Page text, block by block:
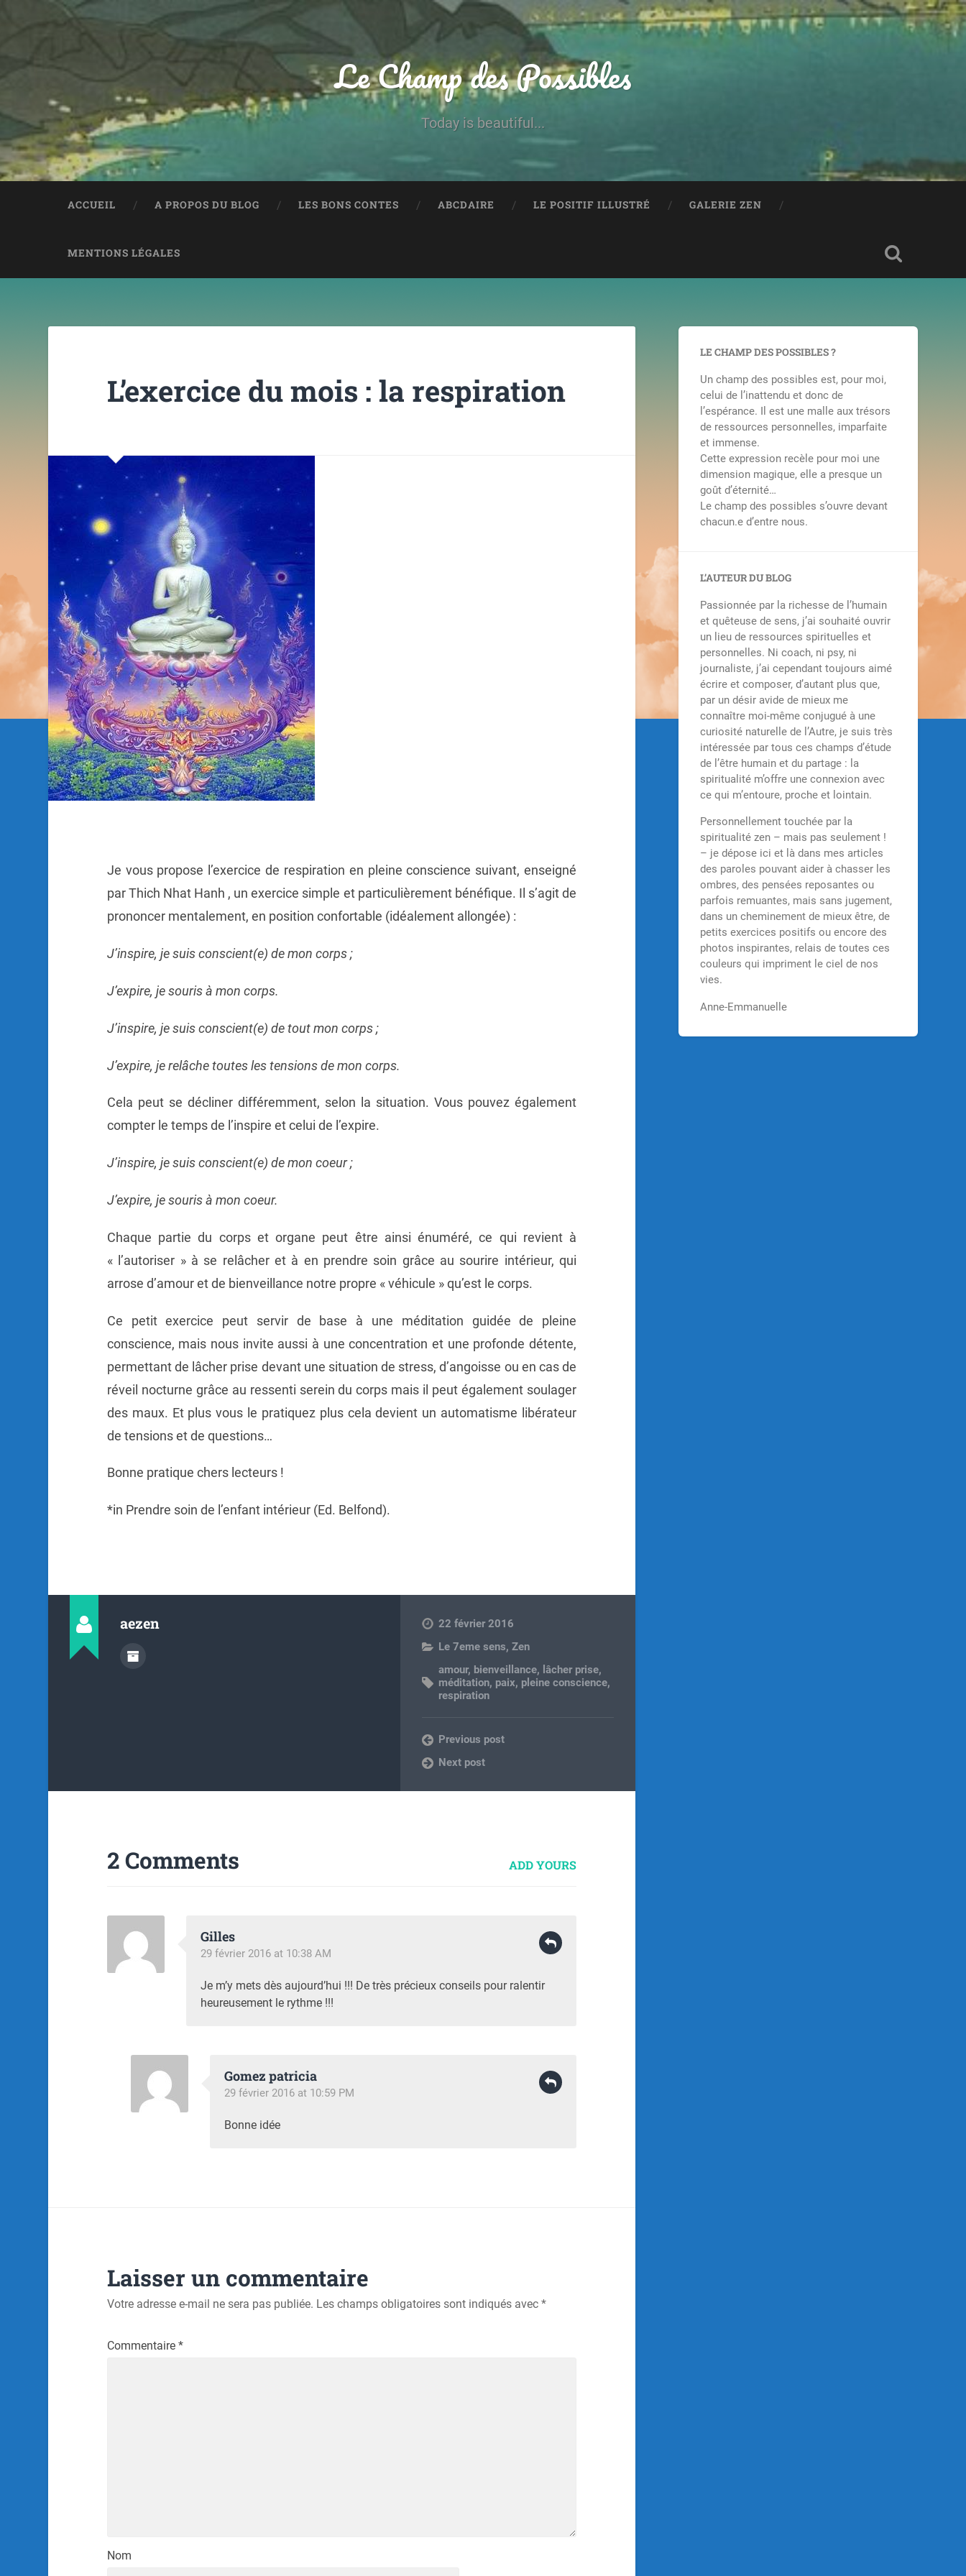
Le Champ des Possibles
Today is beautiful...
ACCUEIL A PROPOS DU BLOG LES BONS CONTES ABCDAIRE LE POSITIF ILLUSTRÉ GALERIE ZEN
MENTIONS LÉGALES
L’exercice du mois : la respiration
Je vous propose l’exercice de respiration en pleine conscience suivant, enseigné
par Thich Nhat Hanh , un exercice simple et particulièrement bénéfique. Il s’agit de
prononcer mentalement, en position confortable (idéalement allongée) :
J’inspire, je suis conscient(e) de mon corps ;
J’expire, je souris à mon corps.
J’inspire, je suis conscient(e) de tout mon corps ;
J’expire, je relâche toutes les tensions de mon corps.
Cela peut se décliner différemment, selon la situation. Vous pouvez également
compter le temps de l’inspire et celui de l’expire.
J’inspire, je suis conscient(e) de mon coeur ;
J’expire, je souris à mon coeur.
Chaque partie du corps et organe peut être ainsi énuméré, ce qui revient à
« l’autoriser » à se relâcher et à en prendre soin grâce au sourire intérieur, qui
arrose d’amour et de bienveillance notre propre « véhicule » qu’est le corps.
Ce petit exercice peut servir de base à une méditation guidée de pleine
conscience, mais nous invite aussi à une concentration et une profonde détente,
permettant de lâcher prise devant une situation de stress, d’angoisse ou en cas de
réveil nocturne grâce au ressenti serein du corps mais il peut également soulager
des maux. Et plus vous le pratiquez plus cela devient un automatisme libérateur
de tensions et de questions…
Bonne pratique chers lecteurs !
*in Prendre soin de l’enfant intérieur (Ed. Belfond).
aezen
22 février 2016
Le 7eme sens,Zen
amour, bienveillance, lâcher prise,
méditation, paix, pleine conscience,
respiration
Previous post
Next post
2 Comments ADD YOURS
Gilles
29 février 2016 at 10:38 AM
Je m’y mets dès aujourd’hui !!! De très précieux conseils pour ralentir
heureusement le rythme !!!
Gomez patricia
29 février 2016 at 10:59 PM
Bonne idée
Laisser un commentaire
Votre adresse e-mail ne sera pas publiée. Les champs obligatoires sont indiqués avec *
Commentaire *
Nom
LE CHAMP DES POSSIBLES ?
Un champ des possibles est, pour moi,
celui de l’inattendu et donc de
l’espérance. Il est une malle aux trésors
de ressources personnelles, imparfaite
et immense.
Cette expression recèle pour moi une
dimension magique, elle a presque un
goût d’éternité…
Le champ des possibles s’ouvre devant
chacun.e d’entre nous.
L’AUTEUR DU BLOG
Passionnée par la richesse de l’humain
et quêteuse de sens, j’ai souhaité ouvrir
un lieu de ressources spirituelles et
personnelles. Ni coach, ni psy, ni
journaliste, j’ai cependant toujours aimé
écrire et composer, d’autant plus que,
par un désir avide de mieux me
connaître moi-même conjugué à une
curiosité naturelle de l’Autre, je suis très
intéressée par tous ces champs d’étude
de l’être humain et du partage : la
spiritualité m’offre une connexion avec
ce qui m’entoure, proche et lointain.
Personnellement touchée par la
spiritualité zen – mais pas seulement !
– je dépose ici et là dans mes articles
des paroles pouvant aider à chasser les
ombres, des pensées reposantes ou
parfois remuantes, mais sans jugement,
dans un cheminement de mieux être, de
petits exercices positifs ou encore des
photos inspirantes, relais de toutes ces
couleurs qui impriment le ciel de nos
vies.
Anne-Emmanuelle